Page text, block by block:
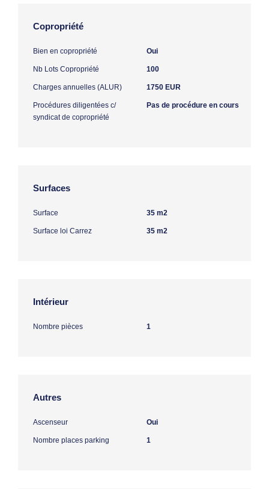
Copropriété
Bien en copropriété Oui
Nb Lots Copropriété 100
Charges annuelles (ALUR) 1750 EUR
Procédures diligentées c/
syndicat de copropriété
Pas de procédure en cours
Surfaces
Surface 35 m2
Surface loi Carrez 35 m2
Intérieur
Nombre pièces 1
Autres
Ascenseur Oui
Nombre places parking 1